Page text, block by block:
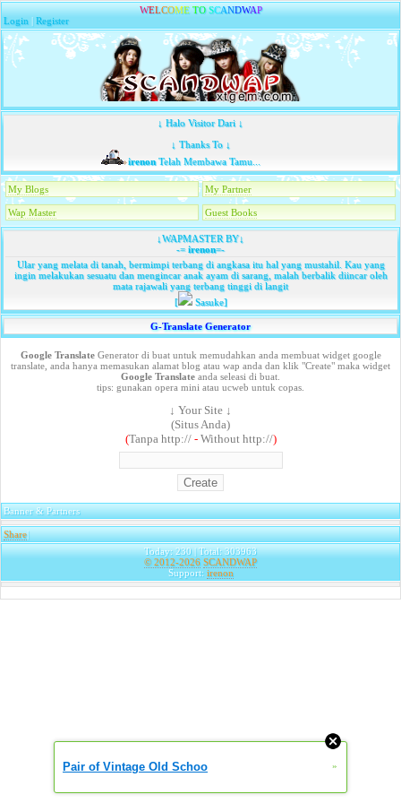
WELCOME TO SCANDWAP
Login |Register
↓ Halo Visitor Dari ↓
↓ Thanks To ↓
irenonTelah Membawa Tamu...
My Blogs My Partner
Wap Master Guest Books
↓WAPMASTER BY↓
-=irenon=-
Ular yang melata di tanah, bermimpi terbang di angkasa itu hal yang mustahil. Kau yang
ingin melakukan sesuatu dan mengincar anak ayam di sarang, malah berbalik diincar oleh
mata rajawali yang terbang tinggi di langit
[
Sasuke]
G-Translate Generator
Google TranslateGenerator di buat untuk memudahkan anda membuat widget google
translate, anda hanya memasukan alamat blog atau wap anda dan klik "Create" maka widget
Google Translate anda seleasi di buat.
tips: gunakan opera mini atau ucweb untuk copas.
↓ Your Site ↓
(Situs Anda)
(Tanpa http:// -Without http://)
Banner & Partners
Share|
Today: 230 | Total: 303963
© 2012-2026 SCANDWAP
Support: irenon
Pair of Vintage Old Schoo »